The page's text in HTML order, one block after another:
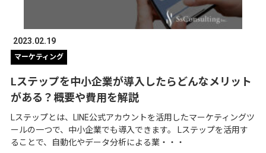
2023.02.19
マーケティング
Lステップを中小企業が導入したらどんなメリット
がある？概要や費用を解説
Lステップとは、LINE公式アカウントを活用したマーケティングツ
ールの一つで、中小企業でも導入できます。 Lステップを活用す
ることで、自動化やデータ分析による業・・・